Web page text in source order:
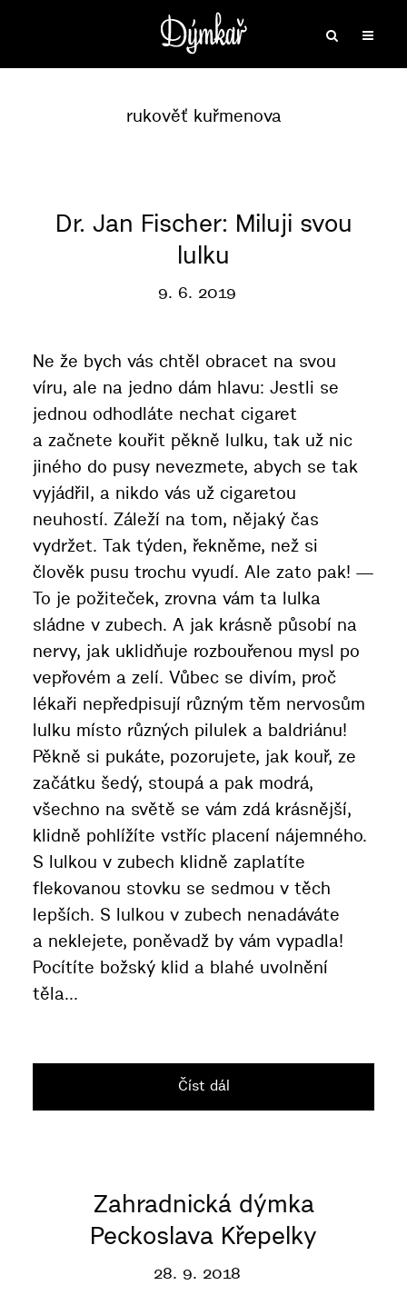
rukověť kuřmenova
Dr. Jan Fischer: Miluji svou
lulku
9. 6. 2019
Ne že bych vás chtěl obracet na svou
víru, ale na jedno dám hlavu: Jestli se
jednou odhodláte nechat cigaret
a začnete kouřit pěkně lulku, tak už nic
jiného do pusy nevezmete, abych se tak
vyjádřil, a nikdo vás už cigaretou
neuhostí. Záleží na tom, nějaký čas
vydržet. Tak týden, řekněme, než si
člověk pusu trochu vyudí. Ale zato pak! —
To je požiteček, zrovna vám ta lulka
sládne v zubech. A jak krásně působí na
nervy, jak uklidňuje rozbouřenou mysl po
vepřovém a zelí. Vůbec se divím, proč
lékaři nepředpisují různým těm nervosům
lulku místo různých pilulek a baldriánu!
Pěkně si pukáte, pozorujete, jak kouř, ze
začátku šedý, stoupá a pak modrá,
všechno na světě se vám zdá krásnější,
klidně pohlížíte vstříc placení nájemného.
S lulkou v zubech klidně zaplatíte
flekovanou stovku se sedmou v těch
lepších. S lulkou v zubech nenadáváte
a neklejete, poněvadž by vám vypadla!
Pocítíte božský klid a blahé uvolnění
těla...
Číst dál
Zahradnická dýmka
Peckoslava Křepelky
28. 9. 2018